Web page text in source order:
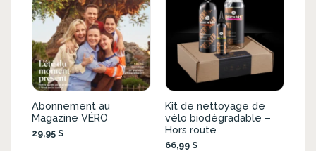
Abonnement au
Magazine VÉRO
29,95 $
Kit de nettoyage de
vélo biodégradable –
Hors route
66,99 $